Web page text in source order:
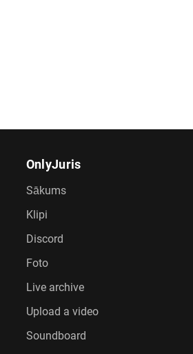
OnlyJuris
Sākums
Klipi
Discord
Foto
Live archive
Upload a video
Soundboard